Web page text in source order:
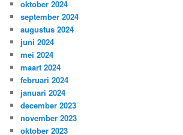
oktober 2024
september 2024
augustus 2024
juni 2024
mei 2024
maart 2024
februari 2024
januari 2024
december 2023
november 2023
oktober 2023